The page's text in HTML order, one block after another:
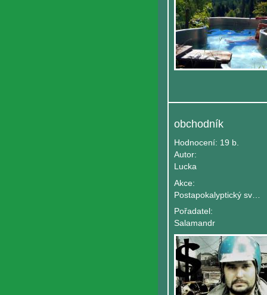
obchodník
Hodnocení: 19 b.
Autor:
Lucka
Akce:
Pořadatel:
Salamandr